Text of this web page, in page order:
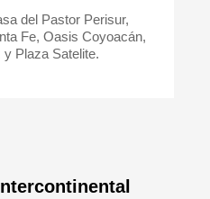
del Pastor Perisur,
Fe, Oasis Coyoacán,
y Plaza Satelite.